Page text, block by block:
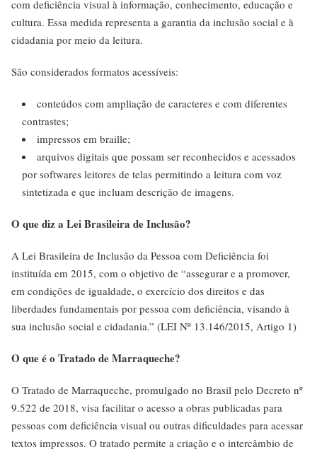
com deficiência visual à informação, conhecimento, educação e
cultura. Essa medida representa a garantia da inclusão social e à
cidadania por meio da leitura.
São considerados formatos acessíveis:
conteúdos com ampliação de caracteres e com diferentes
contrastes;
impressos em braille;
arquivos digitais que possam ser reconhecidos e acessados
por softwares leitores de telas permitindo a leitura com voz
sintetizada e que incluam descrição de imagens.
O que diz a Lei Brasileira de Inclusão?
A Lei Brasileira de Inclusão da Pessoa com Deficiência foi
instituída em 2015, com o objetivo de “assegurar e a promover,
em condições de igualdade, o exercício dos direitos e das
liberdades fundamentais por pessoa com deficiência, visando à
sua inclusão social e cidadania.” (LEI Nº 13.146/2015, Artigo 1)
O que é o Tratado de Marraqueche?
O Tratado de Marraqueche, promulgado no Brasil pelo Decreto nº
9.522 de 2018, visa facilitar o acesso a obras publicadas para
pessoas com deficiência visual ou outras dificuldades para acessar
textos impressos. O tratado permite a criação e o intercâmbio de